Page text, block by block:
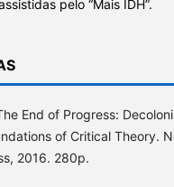
pelo “Mais IDH”.
End of Progress:
of Critical Theory.
2016. 280p.